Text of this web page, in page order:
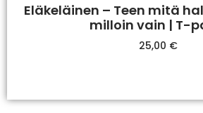
Eläkeläinen – Teen mitä
milloin vain | T-
25,00 €